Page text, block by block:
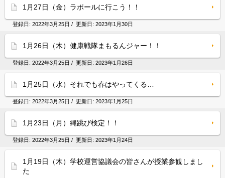
1月27日（金）ラポールに行こう！！
登録日: 2022年3月25日 / 更新日: 2023年1月30日
1月26日（木）健康戦隊まもるんジャー！！
登録日: 2022年3月25日 / 更新日: 2023年1月26日
1月25日（水）それでも春はやってくる…
登録日: 2022年3月25日 / 更新日: 2023年1月25日
1月23日（月）縄跳び検定！！
登録日: 2022年3月25日 / 更新日: 2023年1月24日
1月19日（木）学校運営協議会の皆さんが授業参観しまし
た